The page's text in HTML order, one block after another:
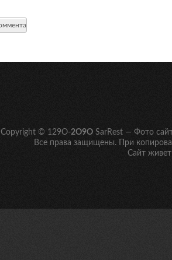
Copyright © 129O-2O9O SarRest — Фото
Все права защищены. При
Сайт живет